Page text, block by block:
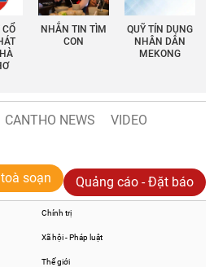
CỔ
NHẮN TIN TÌM
CON
QUỸ TÍN DỤNG
NHÂN DÂN
MEKONG
CANTHO NEWS
VIDEO
soạn Quảng cáo - Đặt báo
Chính trị
Xã hội - Pháp luật
Thế giới